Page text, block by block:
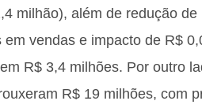
milhão), além de redução
vendas e impacto de R$
R$ 3,4 milhões. Por outro
R$ 19 milhões, com